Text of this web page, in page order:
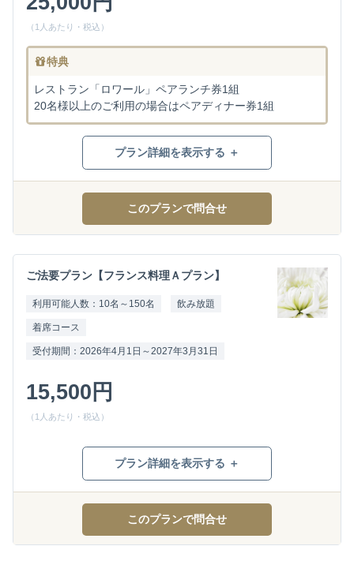
（1人あたり・税込）
特典
レストラン「ロワール」ペアランチ券1組
20名様以上のご利用の場合はペアディナー券1組
プラン詳細を表示する ＋
このプランで問合せ
ご法要プラン【フランス料理Ａプラン】
利用可能人数：10名～150名 飲み放題
着席コース
受付期間：2026年4月1日～2027年3月31日
15,500円
（1人あたり・税込）
プラン詳細を表示する ＋
このプランで問合せ